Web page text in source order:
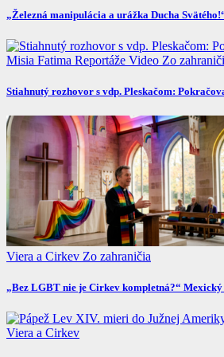
„Železná manipulácia a urážka Ducha
Misia Fatima Reportáže Video Zo
Stiahnutý rozhovor s vdp. Pleskačom:
Viera a Cirkev Zo zahraničia
„Bez LGBT nie je Cirkev kompletná?“
Viera a Cirkev